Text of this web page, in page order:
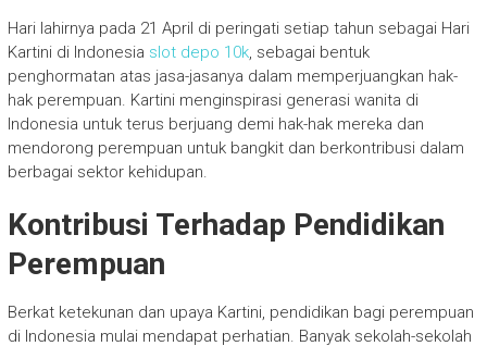
Hari lahirnya pada 21 April di peringati setiap tahun sebagai Hari
Kartini di Indonesia slot depo 10k, sebagai bentuk
penghormatan atas jasa-jasanya dalam memperjuangkan hak-
hak perempuan. Kartini menginspirasi generasi wanita di
Indonesia untuk terus berjuang demi hak-hak mereka dan
mendorong perempuan untuk bangkit dan berkontribusi dalam
berbagai sektor kehidupan.
Kontribusi Terhadap Pendidikan
Perempuan
Berkat ketekunan dan upaya Kartini, pendidikan bagi perempuan
di Indonesia mulai mendapat perhatian. Banyak sekolah-sekolah